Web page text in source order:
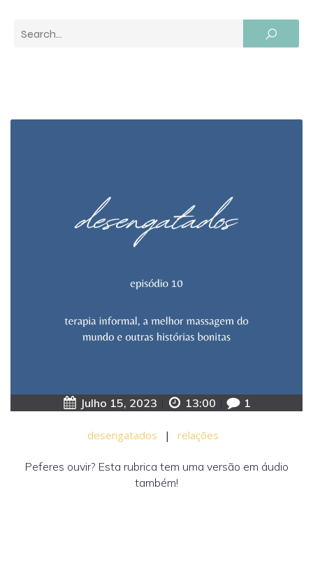
Julho 15, 2023 13:00 1
desengatados | relações
Peferes ouvir? Esta rubrica tem uma versão em áudio
também!